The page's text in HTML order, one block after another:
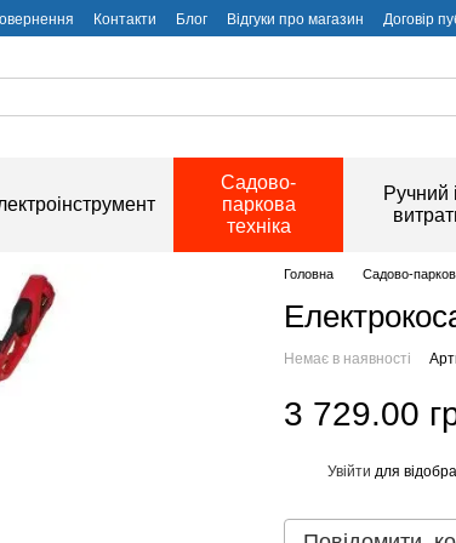
Контакти Блог Відгуки про магазин
Договір
Садово-
паркова
техніка
Ручний
Головна Садово-
Немає в наявності
3 729.00
Увійти для